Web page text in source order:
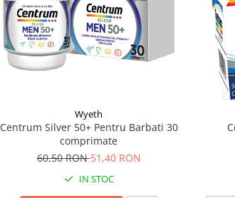
Wyeth
Centrum Silver 50+ Pentru Barbati 30
comprimate
60,50 RON51,40 RON
IN STOC